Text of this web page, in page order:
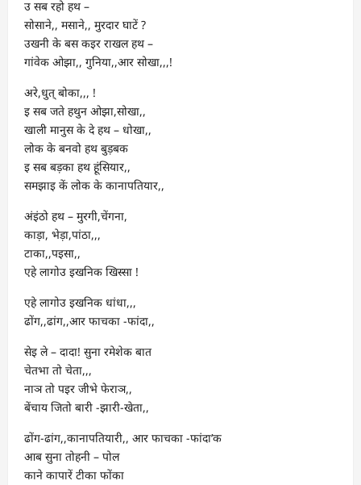
उ सब रहो हथ –
सोसाने,, मसाने,, मुरदार घाटें ?
उखनी के बस कइर राखल हथ –
गांवेक ओझा,, गुनिया,,आर सोखा,,,!
अरे,धुत् बोका,,, !
इ सब जते हथुन ओझा,सोखा,,
खाली मानुस के दे हथ – धोखा,,
लोक के बनवो हथ बुड़बक
इ सब बड़का हथ हूंसियार,,
समझाइ कें लोक के कानापतियार,,
अंइंठो हथ – मुरगी,चेंगना,
काड़ा, भेड़ा,पांठा,,,
टाका,,पइसा,,
एहे लागोउ इखनिक खिस्सा !
एहे लागोउ इखनिक धांधा,,,
ढोंग,,ढांग,,आर फाचका -फांदा,,
सेइ ले – दादा! सुना रमेशेक बात
चेतभा तो चेता,,,
नाञ तो पइर जीभे फेराञ,,
बेंचाय जितो बारी -झारी-खेता,,
ढोंग-ढांग,,कानापतियारी,, आर फाचका -फांदा’क
आब सुना तोहनी – पोल
काने कापारें टीका फोंका